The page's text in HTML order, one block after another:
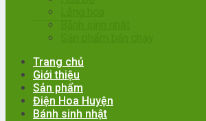
Chat Zalo
Trang chủ
Giới thiệu
Sản phẩm
Điện Hoa Huyện
Bánh sinh nhật